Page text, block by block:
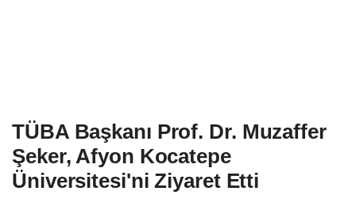
TÜBA Başkanı Prof. Dr. Muzaffer
Şeker, Afyon Kocatepe
Üniversitesi'ni Ziyaret Etti